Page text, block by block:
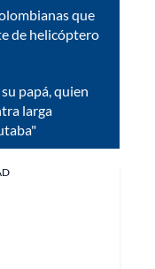
que
de helicóptero
papá, quien
larga